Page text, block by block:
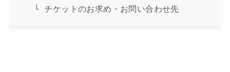
チケットのお求め・お問い合わせ先